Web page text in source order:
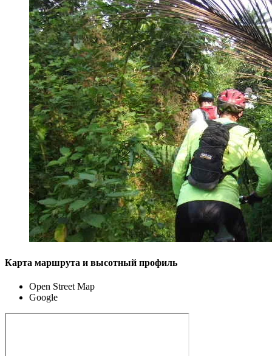
Карта маршрута и высотный профиль
Open Street Map
Google